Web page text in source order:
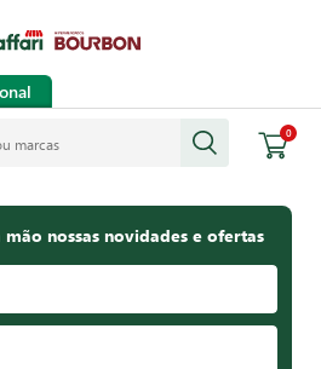
0
nossas novidades e ofertas